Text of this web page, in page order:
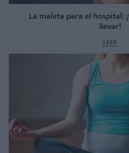
La maleta para el hospital:
llevar!
LEER